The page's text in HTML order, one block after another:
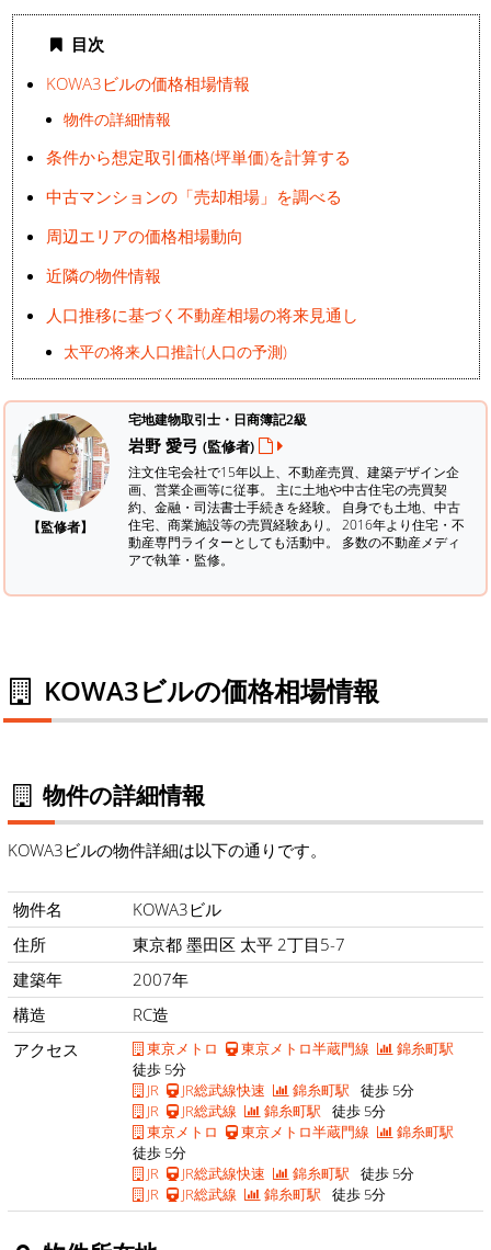
目次
KOWA3ビルの価格相場情報
物件の詳細情報
条件から想定取引価格(坪単価)を計算する
中古マンションの「売却相場」を調べる
周辺エリアの価格相場動向
近隣の物件情報
人口推移に基づく不動産相場の将来見通し
太平の将来人口推計(人口の予測)
【監修者】
宅地建物取引士・日商簿記2級
岩野 愛弓 (監修者)
注文住宅会社で15年以上、不動産売買、建築デザイン企
画、営業企画等に従事。 主に土地や中古住宅の売買契
約、金融・司法書士手続きを経験。 自身でも土地、中古
住宅、商業施設等の売買経験あり。 2016年より住宅・不
動産専門ライターとしても活動中。 多数の不動産メディ
アで執筆・監修。
KOWA3ビルの価格相場情報
物件の詳細情報
KOWA3ビルの物件詳細は以下の通りです。
物件名
KOWA3ビル
住所
東京都 墨田区 太平 2丁目5-7
建築年
2007年
構造
RC造
アクセス
東京メトロ 東京メトロ半蔵門線
錦糸町駅
徒歩 5分
JR
JR総武線快速 錦糸町駅 徒歩 5分
JR
JR総武線 錦糸町駅 徒歩 5分
東京メトロ
東京メトロ半蔵門線
錦糸町駅
徒歩 5分
JR
JR総武線快速 錦糸町駅 徒歩 5分
JR
JR総武線 錦糸町駅 徒歩 5分